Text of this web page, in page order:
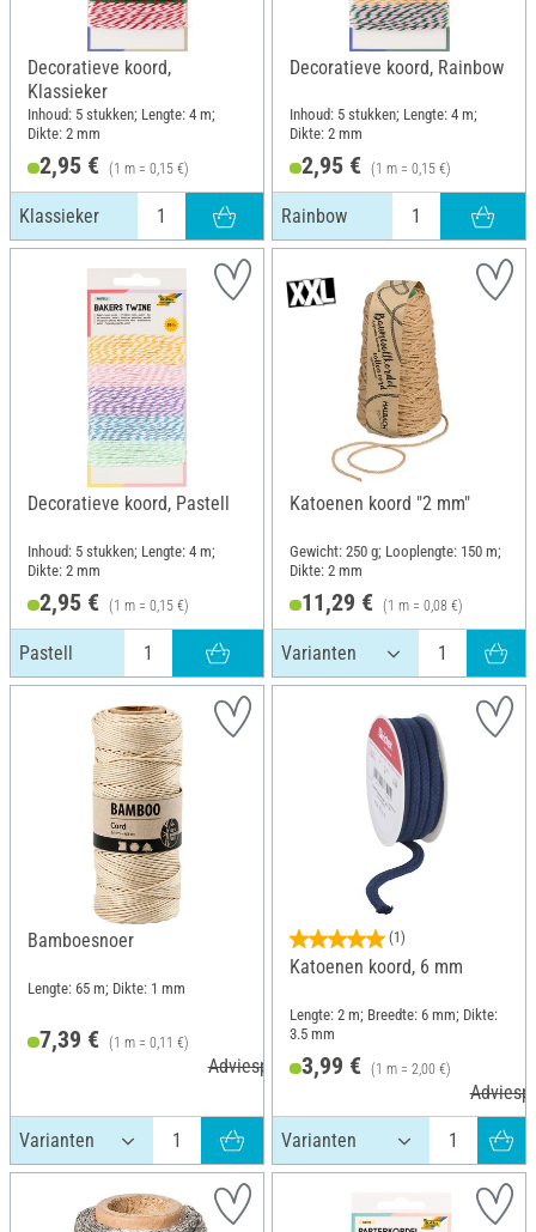
Decoratieve koord,
Klassieker
Inhoud: 5 stukken; Lengte: 4 m;
Dikte: 2 mm
2,95 € (1 m = 0,15 €)
Klassieker
Decoratieve koord, Rainbow
Inhoud: 5 stukken; Lengte: 4 m;
Dikte: 2 mm
2,95 € (1 m = 0,15 €)
Rainbow
Decoratieve koord, Pastell
Inhoud: 5 stukken; Lengte: 4 m;
Dikte: 2 mm
2,95 € (1 m = 0,15 €)
Pastell
Katoenen koord "2 mm"
Gewicht: 250 g; Looplengte: 150 m;
Dikte: 2 mm
11,29 € (1 m = 0,08 €)
Bamboesnoer
Lengte: 65 m; Dikte: 1 mm
7,39 € (1 m = 0,11 €)
Adviesprijs 8,54 €
(1)
Katoenen koord, 6 mm
Lengte: 2 m; Breedte: 6 mm; Dikte:
3.5 mm
3,99 € (1 m = 2,00 €)